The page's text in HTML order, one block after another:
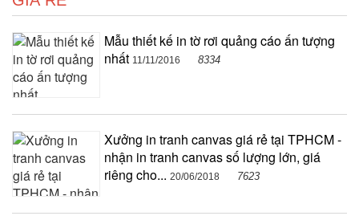
Mẫu thiết kế in tờ rơi quảng cáo ấn tượng
nhất 11/11/2016 8334
Xưởng in tranh canvas giá rẻ tại TPHCM -
nhận in tranh canvas số lượng lớn, giá
riêng cho... 20/06/2018 7623